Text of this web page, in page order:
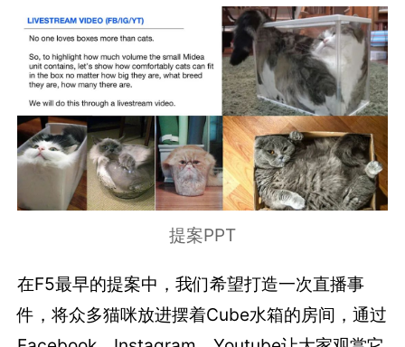
提案PPT
在F5最早的提案中，我们希望打造一次直播事
件，将众多猫咪放进摆着Cube水箱的房间，通过